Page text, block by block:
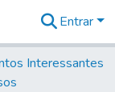
Entrar
Interessantes